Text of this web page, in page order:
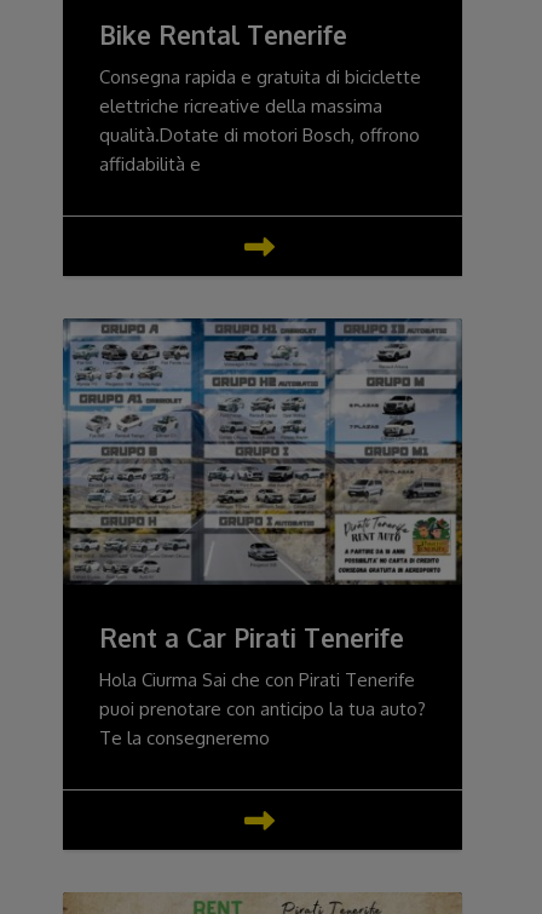
Bike Rental Tenerife
Consegna rapida e gratuita di biciclette
elettriche ricreative della massima
qualità.Dotate di motori Bosch, offrono
affidabilità e
Rent a Car Pirati Tenerife
Hola Ciurma Sai che con Pirati Tenerife
puoi prenotare con anticipo la tua auto?
Te la consegneremo